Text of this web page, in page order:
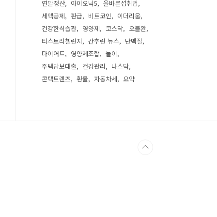
연말정산
아이오닉5
올바른섭취법
세액공제
환급 비트코인
이더리움
건강한식습관
영양제 코스닥
오블완
티스토리챌린지
간추린 뉴스
단백질
다이어트
영양제조합
놀이
주택담보대출
건강관리
나스닥
콘택트렌즈
환율 자동차세 요약